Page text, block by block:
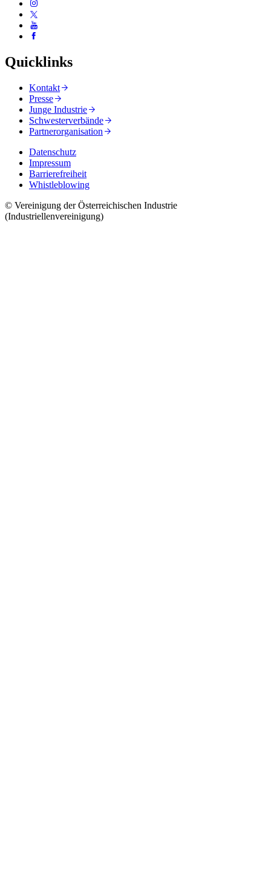
Quicklinks
Kontakt
Presse
Junge Industrie
Schwesterverbände
Partnerorganisation
Datenschutz
Impressum
Barrierefreiheit
Whistleblowing
© Vereinigung der Österreichischen Industrie
(Industriellenvereinigung)